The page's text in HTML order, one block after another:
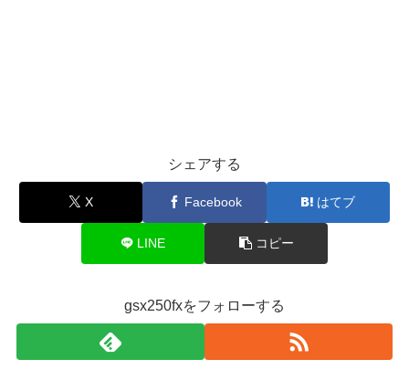
シェアする
X Facebook はてブ
LINE コピー
gsx250fxをフォローする